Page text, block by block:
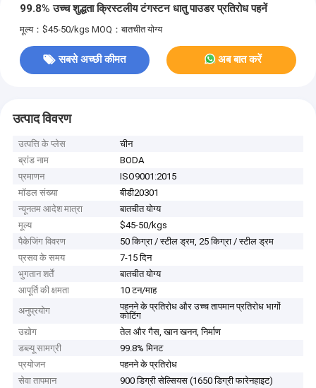
99.8% उच्च शुद्धता क्रिस्टलीय टंगस्टन धातु पाउडर प्रतिरोध पहनें
मूल्य：$45-50/kgs MOQ：बातचीत योग्य
सबसे अच्छी कीमत अब बात करें
उत्पाद विवरण
उत्पत्ति के प्लेस
चीन
ब्रांड नाम
BODA
प्रमाणन
ISO9001:2015
मॉडल संख्या
बीडी20301
न्यूनतम आदेश मात्रा
बातचीत योग्य
मूल्य
$45-50/kgs
पैकेजिंग विवरण
50 किग्रा / स्टील ड्रम, 25 किग्रा / स्टील ड्रम
प्रसव के समय
7-15 दिन
भुगतान शर्तें
बातचीत योग्य
आपूर्ति की क्षमता
10 टन/माह
अनुप्रयोग
पहनने के प्रतिरोध और उच्च तापमान प्रतिरोध भागों
कोटिंग
उद्योग
तेल और गैस, खान खनन, निर्माण
डब्ल्यू सामग्री
99.8% मिनट
प्रयोजन
पहनने के प्रतिरोध
सेवा तापमान
900 डिग्री सेल्सियस (1650 डिग्री फारेनहाइट)